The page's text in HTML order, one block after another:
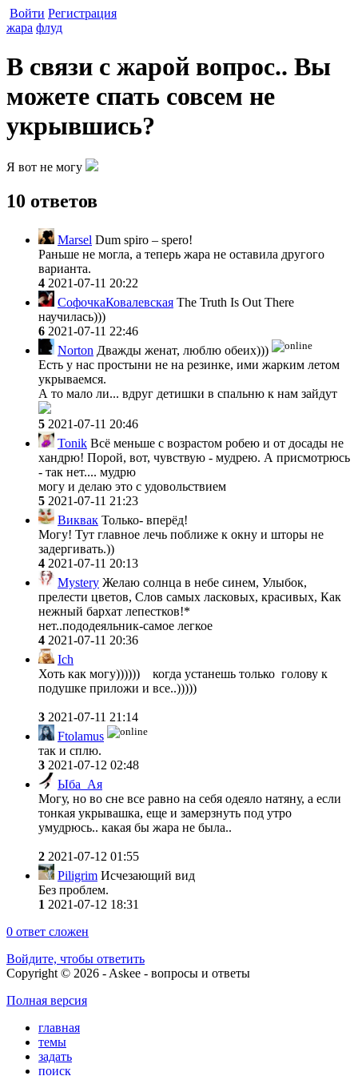
Войти Регистрация
жара флуд
В связи с жарой вопрос.. Вы
можете спать совсем не
укрывшись?
Я вот не могу
10 ответов
Marsel Dum spiro – spero!
Раньше не могла, а теперь жара не оставила другого
варианта.
4 2021-07-11 20:22
СофочкаКовалевская The Truth Is Out There
научилась)))
6 2021-07-11 22:46
Norton Дважды женат, люблю обеих)))
Есть у нас простыни не на резинке, ими жарким летом
укрываемся.
А то мало ли... вдруг детишки в спальню к нам зайдут
5 2021-07-11 20:46
Tonik Всё меньше с возрастом робею и от досады не
хандрю! Порой, вот, чувствую - мудрею. А присмотрюсь
- так нет.... мудрю
могу и делаю это с удовольствием
5 2021-07-11 21:23
Виквак Только- вперёд!
Могу! Тут главное лечь поближе к окну и шторы не
задергивать.))
4 2021-07-11 20:13
Mystery Желаю солнца в небе синем, Улыбок,
прелести цветов, Слов самых ласковых, красивых, Как
нежный бархат лепестков!*
нет..пододеяльник-самое легкое
4 2021-07-11 20:36
Ich
Хоть как могу)))))) когда устанешь только голову к
подушке приложи и все..)))))
3 2021-07-11 21:14
Ftolamus
так и сплю.
3 2021-07-12 02:48
Ыба_Ая
Могу, но во сне все равно на себя одеяло натяну, а если
тонкая укрывашка, еще и замерзнуть под утро
умудрюсь.. какая бы жара не была..
2 2021-07-12 01:55
Piligrim Исчезающий вид
Без проблем.
1 2021-07-12 18:31
0 ответ сложен
Войдите, чтобы ответить
Copyright © 2026 - Askee - вопросы и ответы
Полная версия
главная
темы
задать
поиск